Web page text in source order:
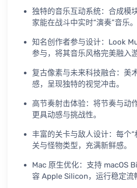
独特的音乐互动系统：合成模
家能在战斗中实时“演奏”音乐。
知名创作者参与设计：Look
参与，将其音乐风格完美融入
复古像素与未来科技融合：美
感，呈现独特的视觉冲击。
高节奏射击体验：将节奏与动
更具动感与挑战性。
丰富的关卡与敌人设计：每个
关与怪物类型，充满新鲜感。
Mac 原生优化：支持 macOS
容 Apple Silicon，运行稳定流